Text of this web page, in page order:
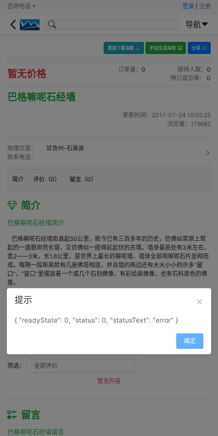
咨询电话 登录 注册
导航
直接下载海报 手动生成海报 分享
暂无价格 订单量： 0 接待人数： 0
预订成功率：
0
巴格嘛呢石经墙
更新时间： 2017-07-24 15:05:25
浏览量： 179682
地理位置：
甘孜州-石渠县
联系电话：
简介 评价（0） 留言（0）
简介
巴格嘛呢石经墙简介
巴格嘛呢石经墙距县起50公里，距今已有三百多年的历史，仿佛似草原上筑
起的一道貌岸然长堤，又仿佛似一座绵延起伏的古墙。墙身最高处有3米左右，
宽2——3米，长1.6公里，是世界上最长的嘛呢墙，墙体全部用嘛呢石片垒砌而
成。每隔一段距离就有几座佛塔相连，并且墙的两边还有大大小小的许多“窗
口”，“窗口”里摆放着一个或几个石刻佛像，有彩绘画佛像，也有石料原色的佛
像。
评价
筛选：
暂无内容
留言
巴格嘛呢石经墙留言
提示
{ "readyState": 0, "status": 0, "statusText": "error" }
确定